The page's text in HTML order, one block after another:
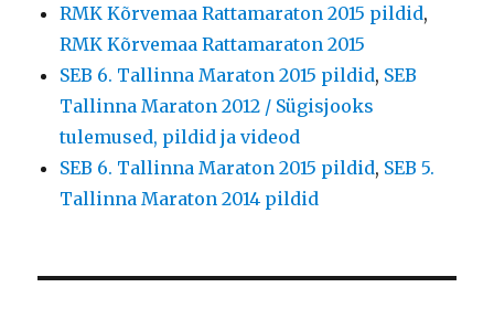
RMK Kõrvemaa Rattamaraton 2015 pildid,
RMK Kõrvemaa Rattamaraton 2015
SEB 6. Tallinna Maraton 2015 pildid, SEB
Tallinna Maraton 2012 / Sügisjooks
tulemused, pildid ja videod
SEB 6. Tallinna Maraton 2015 pildid, SEB 5.
Tallinna Maraton 2014 pildid